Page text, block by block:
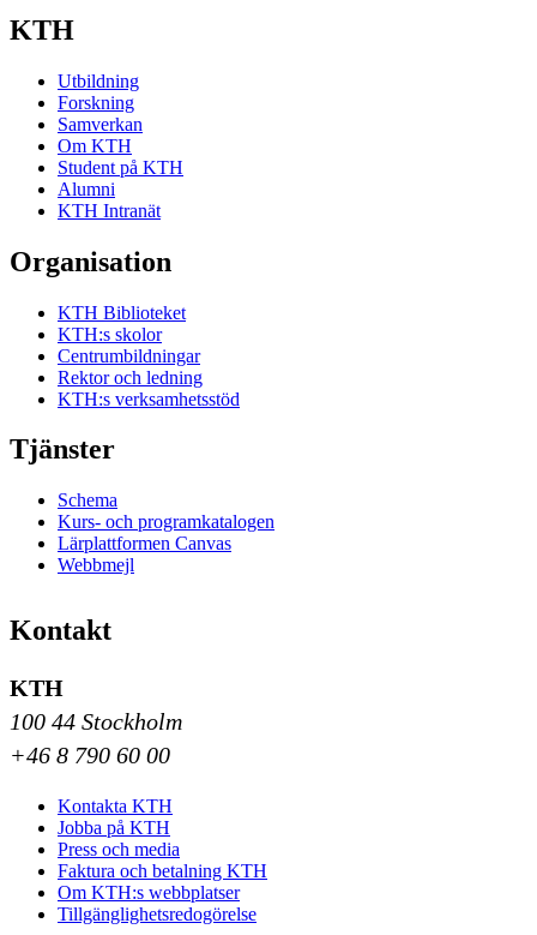
KTH
Utbildning
Forskning
Samverkan
Om KTH
Student på KTH
Alumni
KTH Intranät
Organisation
KTH Biblioteket
KTH:s skolor
Centrumbildningar
Rektor och ledning
KTH:s verksamhetsstöd
Tjänster
Schema
Kurs- och programkatalogen
Lärplattformen Canvas
Webbmejl
Kontakt
KTH
100 44 Stockholm
+46 8 790 60 00
Kontakta KTH
Jobba på KTH
Press och media
Faktura och betalning KTH
Om KTH:s webbplatser
Tillgänglighetsredogörelse